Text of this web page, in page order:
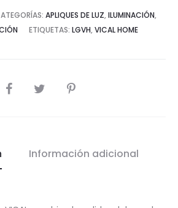
APLIQUES DE LUZ, ILUMINACIÓN,
ETIQUETAS: LGVH, VICAL HOME
COMPARTIR
Información adicional